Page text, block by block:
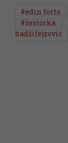
#edin forto
#šestorka
hadžifejzović